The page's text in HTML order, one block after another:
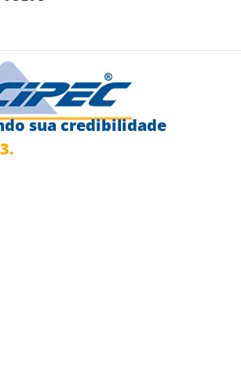
sua credibilidade